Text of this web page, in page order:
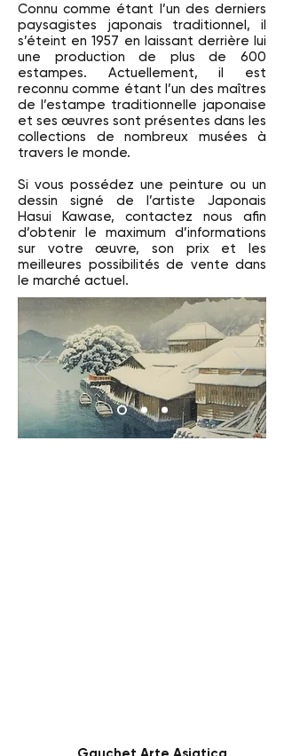
Connu comme étant l’un des derniers
paysagistes japonais traditionnel, il
s’éteint en 1957 en laissant derrière lui
une production de plus de 600
estampes. Actuellement, il est
reconnu comme étant l’un des maîtres
de l’estampe traditionnelle japonaise
et ses œuvres sont présentes dans les
collections de nombreux musées à
travers le monde.
Si vous possédez une peinture ou un
dessin signé de l’artiste Japonais
Hasui Kawase, contactez nous afin
d’obtenir le maximum d’informations
sur votre œuvre, son prix et les
meilleures possibilités de vente dans
le marché actuel.